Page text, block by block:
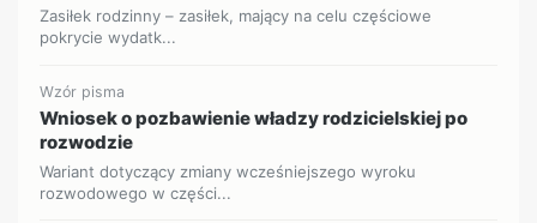
Zasiłek rodzinny – zasiłek, mający na celu częściowe
pokrycie wydatk...
Wzór pisma
Wniosek o pozbawienie władzy rodzicielskiej po
rozwodzie
Wariant dotyczący zmiany wcześniejszego wyroku
rozwodowego w części...